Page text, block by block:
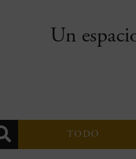
Un
TODO